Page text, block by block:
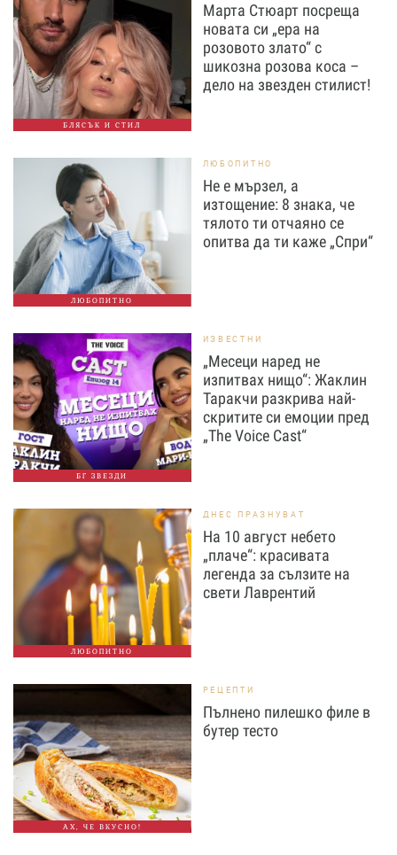
БЛЯСЪК И СТИЛ
Марта Стюарт посреща
новата си „ера на
розовото злато“ с
шикозна розова коса –
дело на звезден стилист!
ЛЮБОПИТНО
ЛЮБОПИТНО
Не е мързел, а
изтощение: 8 знака, че
тялото ти отчаяно се
опитва да ти каже „Спри“
БГ ЗВЕЗДИ
ИЗВЕСТНИ
„Месеци наред не
изпитвах нищо“: Жаклин
Таракчи разкрива най-
скритите си емоции пред
„The Voice Cast“
ЛЮБОПИТНО
ДНЕС ПРАЗНУВАТ
На 10 август небето
„плаче“: красивата
легенда за сълзите на
свети Лаврентий
АХ, ЧЕ ВКУСНО!
РЕЦЕПТИ
Пълнено пилешко филе в
бутер тесто